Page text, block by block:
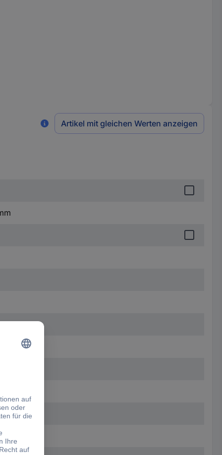
Artikel mit gleichen Werten anzeigen